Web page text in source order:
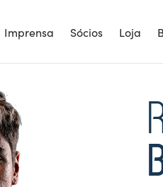
Imprensa Sócios Loja